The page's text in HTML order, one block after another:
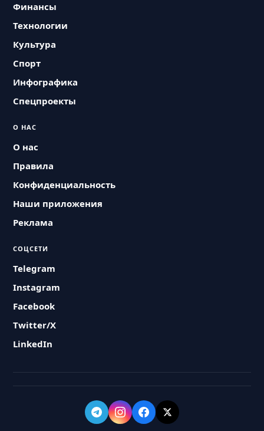
Финансы
Технологии
Культура
Спорт
Инфографика
Спецпроекты
О НАС
О нас
Правила
Конфиденциальность
Наши приложения
Реклама
СОЦСЕТИ
Telegram
Instagram
Facebook
Twitter/X
LinkedIn